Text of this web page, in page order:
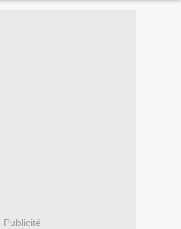
Publicité